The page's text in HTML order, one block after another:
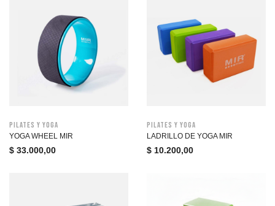
Pilates y Yoga
YOGA WHEEL MIR
$ 33.000,00
Pilates y Yoga
LADRILLO DE YOGA MIR
$ 10.200,00